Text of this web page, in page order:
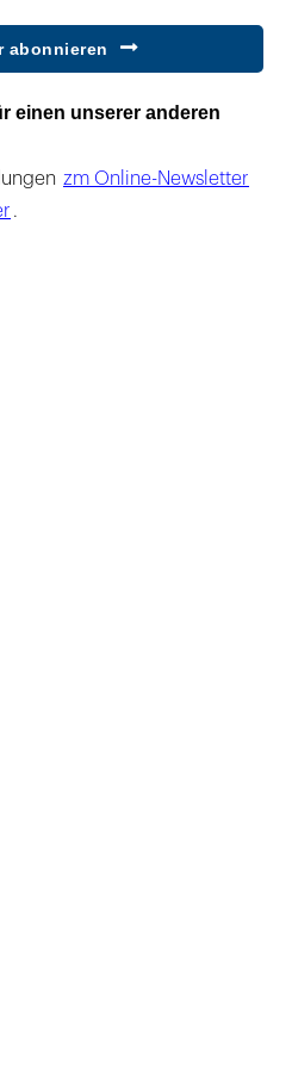
abonnieren
einen unserer anderen
zm Online-Newsletter
.